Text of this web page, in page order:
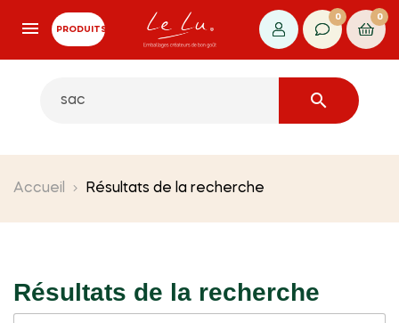
PRODUITS
0 0

Accueil Résultats de la recherche
Résultats de la recherche